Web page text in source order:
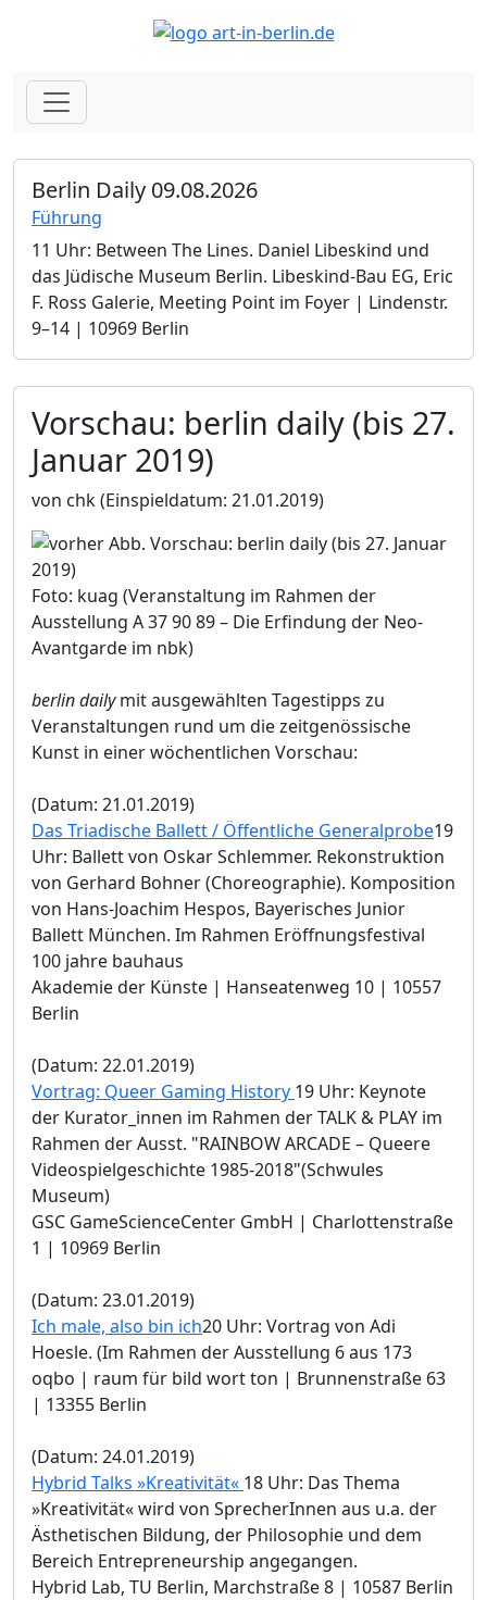
Berlin Daily 09.08.2026
Führung
11 Uhr: Between The Lines. Daniel Libeskind und
das Jüdische Museum Berlin.­ Libeskind-Bau EG, Eric
F. Ross Galerie, Meeting Point im Foyer | Lindenstr.
9–14 | 10969 Berlin
Vorschau: berlin daily (bis 27.
Januar 2019)
von chk(Einspieldatum: 21.01.2019)
Foto: kuag (Veranstaltung im Rahmen der
Ausstellung A 37 90 89 – Die Erfindung der Neo-
Avantgarde im nbk)
berlin dailymit ausgewählten Tagestipps zu
Veranstaltungen rund um die zeitgenössische
Kunst in einer wöchentlichen Vorschau:
(Datum: 21.01.2019)
Das Triadische Ballett / Öffentliche Generalprobe19
Uhr: Ballett von Oskar Schlemmer. Rekonstruktion
von Gerhard Bohner (Choreographie). Komposition
von Hans-Joachim Hespos, Bayerisches Junior
Ballett München. Im Rahmen Eröffnungsfestival
100 jahre bauhaus
Akademie der Künste | Hanseatenweg 10 | 10557
Berlin
(Datum: 22.01.2019)
Vortrag: Queer Gaming History 19 Uhr: Keynote
der Kurator_innen im Rahmen der TALK & PLAY im
Rahmen der Ausst. "RAINBOW ARCADE – Queere
Videospielgeschichte 1985-2018"(Schwules
Museum)
GSC GameScienceCenter GmbH | Charlottenstraße
1 | 10969 Berlin
(Datum: 23.01.2019)
Ich male, also bin ich20 Uhr: Vortrag von Adi
Hoesle. (Im Rahmen der Ausstellung 6 aus 173
oqbo | raum für bild wort ton | Brunnenstraße 63
| 13355 Berlin
(Datum: 24.01.2019)
Hybrid Talks »Kreativität« 18 Uhr: Das Thema
»Kreativität« wird von SprecherInnen aus u.a. der
Ästhetischen Bildung, der Philosophie und dem
Bereich Entrepreneurship angegangen.
Hybrid Lab, TU Berlin, Marchstraße 8 | 10587 Berlin